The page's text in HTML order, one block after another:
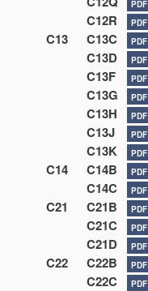
PDF
C12R PDF
C13 C13C PDF
C13D PDF
C13F PDF
C13G PDF
C13H PDF
C13J PDF
C13K PDF
C14 C14B PDF
C14C PDF
C21 C21B PDF
C21C PDF
C21D PDF
C22 C22B PDF
C22C PDF